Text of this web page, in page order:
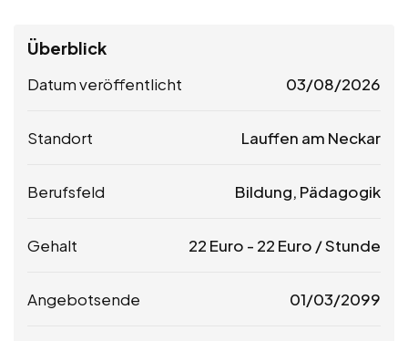
Überblick
Datum veröffentlicht 03/08/2026
Standort Lauffen am Neckar
Berufsfeld Bildung, Pädagogik
Gehalt 22 Euro - 22 Euro / Stunde
Angebotsende 01/03/2099